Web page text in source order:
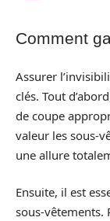
Comment
Assurer
clés. Tout
de coupe
valeur les sous-
une allure
Ensuite, il est
sous-vêtements.